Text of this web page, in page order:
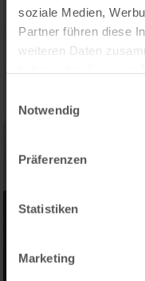
soziale Medien,
Partner führen diese
weiteren Daten
Notwendig
Präferenzen
Statistiken
Marketing